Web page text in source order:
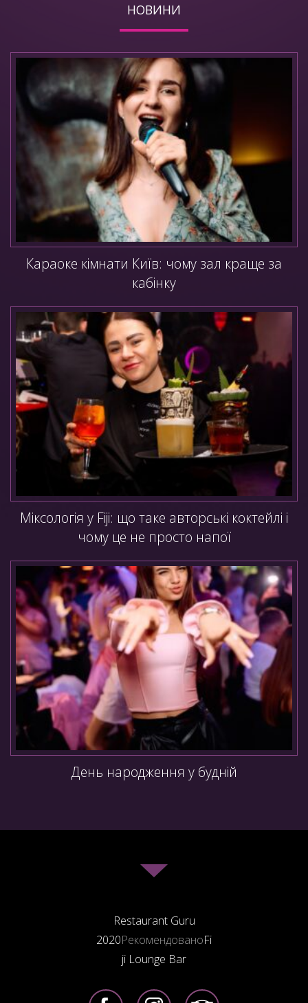
НОВИНИ
Караоке кімнати Київ: чому зал краще за
кабінку
Міксологія у Fiji: що таке авторські коктейлі і
чому це не просто напої
День народження у будній
Restaurant Guru
2020РекомендованоFi
ji Lounge Bar